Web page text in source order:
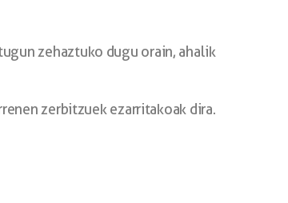
zehaztuko dugu orain, ahalik
zerbitzuek ezarritakoak dira.